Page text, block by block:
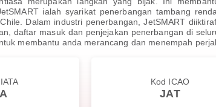
ialah syarikat penerbangan tambang
Dalam industri penerbangan, JetSMART
daftar masuk dan penjejakan penerbangan di
membantu anda merancang dan menempah
Kod ICAO
JAT